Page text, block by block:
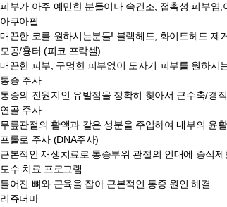
피부가 아주 예민한 분들이나 속건조, 접촉성 피부염
아쿠아필
매끈한 코를 원하시는분들! 블랙헤드, 화이트헤드 제
모공/흉터 (피코 프락셀)
매끈한 피부, 구멍한 피부없이 도자기 피부를 원하시
통증 주사
통증의 진원지인 유발점을 정확히 찾아서 근수축/경
연골 주사
무릎관절의 활액과 같은 성분을 주입하여 내부의 윤
프롤로 주사 (DNA주사)
근본적인 재생치료로 통증부위 관절의 인대에 증식
도수 치료 프로그램
틀어진 뼈와 근육을 잡아 근본적인 통증 원인 해결
리쥬더마